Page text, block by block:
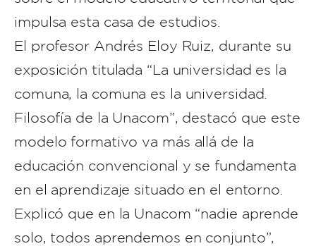
impulsa esta casa de estudios.
El profesor Andrés Eloy Ruiz, durante su
exposición titulada “La universidad es la
comuna, la comuna es la universidad.
Filosofía de la Unacom”, destacó que este
modelo formativo va más allá de la
educación convencional y se fundamenta
en el aprendizaje situado en el entorno.
Explicó que en la Unacom “nadie aprende
solo, todos aprendemos en conjunto”,